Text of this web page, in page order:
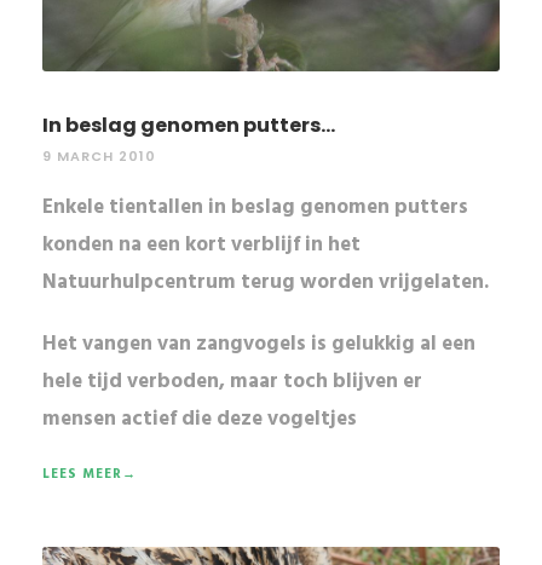
In beslag genomen putters...
9 MARCH 2010
Enkele tientallen in beslag genomen putters
konden na een kort verblijf in het
Natuurhulpcentrum terug worden vrijgelaten.
Het vangen van zangvogels is gelukkig al een
hele tijdverboden, maar toch blijven er
mensen actief die deze vogeltjes
LEES MEER→